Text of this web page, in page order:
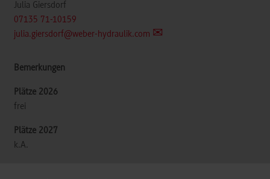
Julia Giersdorf
07135 71-10159
julia.giersdorf@weber-hydraulik.com
frei
k.A.